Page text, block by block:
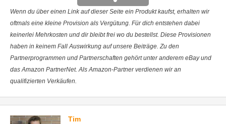
Wenn du über einen Link auf dieser Seite ein Produkt kaufst, erhalten wir
oftmals eine kleine Provision als Vergütung. Für dich entstehen dabei
keinerlei Mehrkosten und dir bleibt frei wo du bestellst. Diese Provisionen
haben in keinem Fall Auswirkung auf unsere Beiträge. Zu den
Partnerprogrammen und Partnerschaften gehört unter anderem eBay und
das Amazon PartnerNet. Als Amazon-Partner verdienen wir an
qualifizierten Verkäufen.
Tim